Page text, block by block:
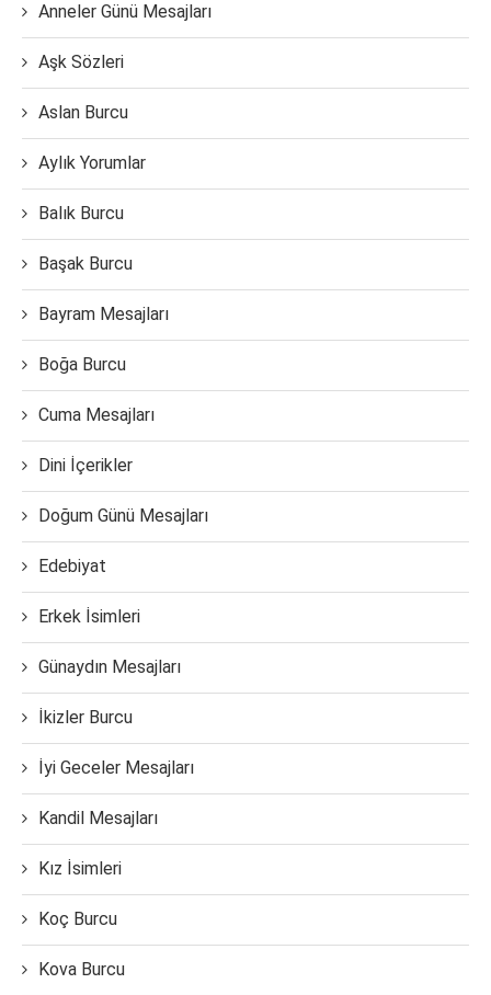
Anneler Günü Mesajları
Aşk Sözleri
Aslan Burcu
Aylık Yorumlar
Balık Burcu
Başak Burcu
Bayram Mesajları
Boğa Burcu
Cuma Mesajları
Dini İçerikler
Doğum Günü Mesajları
Edebiyat
Erkek İsimleri
Günaydın Mesajları
İkizler Burcu
İyi Geceler Mesajları
Kandil Mesajları
Kız İsimleri
Koç Burcu
Kova Burcu